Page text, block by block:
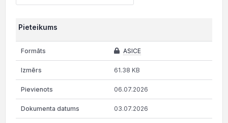
Pieteikums
ASICE
61.38 KB
06.07.2026
03.07.2026